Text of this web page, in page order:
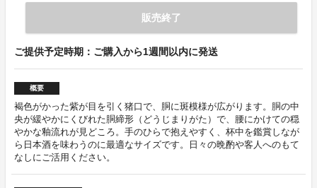
販売終了
ご提供予定時期：ご購入から1週間以内に発送
概要
褐色がかった紫が目を引く猪口で、胴に斑模様が広がります。胴の中
央が緩やかにくびれた胴締形（どうじまりがた）で、腰にかけての穏
やかな釉流れが見どころ。手のひらで抱えやすく、杯中を鑑賞しなが
ら日本酒を味わうのに最適なサイズです。日々の晩酌や客人へのもて
なしにご活用ください。